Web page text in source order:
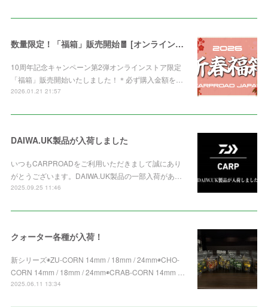
数量限定！「福箱」販売開始🧧 [オンライン限定]
10周年記念キャンペーン第2弾オンラインストア限定
「福箱」販売開始いたしました！＊必ず購入金額を…
2026.01.21 21:57
DAIWA.UK製品が入荷しました
いつもCARPROADをご利用いただきまして誠にあり
がとうございます。DAIWA.UK製品の一部入荷があ…
2025.09.25 11:46
クォーター各種が入荷！
新シリーズ◉ZU-CORN 14mm / 18mm / 24mm◉CHO-
CORN 14mm / 18mm / 24mm◉CRAB-CORN 14mm …
2025.06.11 13:34